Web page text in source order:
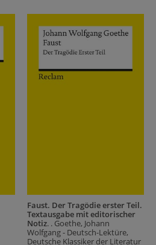
Faust. Der Tragödie erster Teil.
Textausgabe mit editorischer
Notiz. . Goethe, Johann
Wolfgang - Deutsch-Lektüre,
Deutsche Klassiker der Literatur